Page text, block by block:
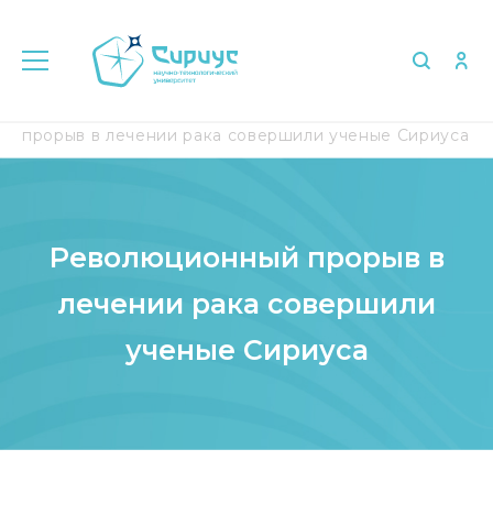
прорыв в лечении рака совершили ученые Сириуса
Революционный прорыв в
лечении рака совершили
ученые Сириуса